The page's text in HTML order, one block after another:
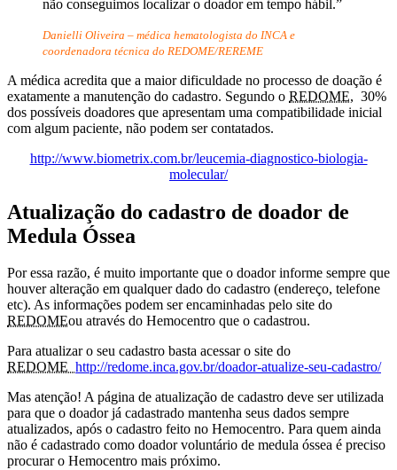
não conseguimos localizar o doador em tempo hábil.”
Danielli Oliveira – médica hematologista do INCA e
coordenadora técnica do REDOME/REREME
A médica acredita que a maior dificuldade no processo de doação é
exatamente a manutenção do cadastro. Segundo o REDOME, 30%
dos possíveis doadores que apresentam uma compatibilidade inicial
com algum paciente, não podem ser contatados.
http://www.biometrix.com.br/leucemia-diagnostico-biologia-
molecular/
Atualização do cadastro de doador de
Medula Óssea
Por essa razão, é muito importante que o doador informe sempre que
houver alteração em qualquer dado do cadastro (endereço, telefone
etc). As informações podem ser encaminhadas pelo site do
REDOMEou através do Hemocentro que o cadastrou.
Para atualizar o seu cadastro basta acessar o site do
REDOME http://redome.inca.gov.br/doador-atualize-seu-cadastro/
Mas atenção! A página de atualização de cadastro deve ser utilizada
para que o doador já cadastrado mantenha seus dados sempre
atualizados, após o cadastro feito no Hemocentro. Para quem ainda
não é cadastrado como doador voluntário de medula óssea é preciso
procurar o Hemocentro mais próximo.